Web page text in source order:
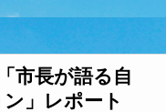
市長が語る自
」レポート